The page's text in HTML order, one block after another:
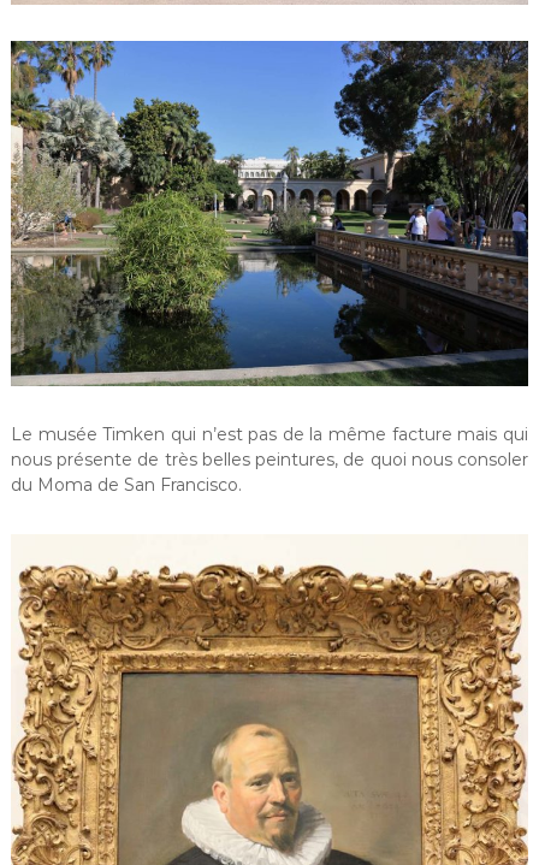
Le musée Timken qui n’est pas de la même facture mais qui
nous présente de très belles peintures, de quoi nous consoler
du Moma de San Francisco.